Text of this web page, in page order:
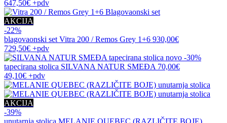
647,50€ +pdv
AKCIJA
-22%
blagovaonski set Vitra 200 / Remos Grey 1+6 930,00€
729,50€ +pdv
novo -30%
tapecirana stolica SILVANA NATUR SMEĐA 70,00€
49,10€ +pdv
AKCIJA
-39%
unutarnja stolica MELANIE QUEBEC (RAZLIČITE BOJE)